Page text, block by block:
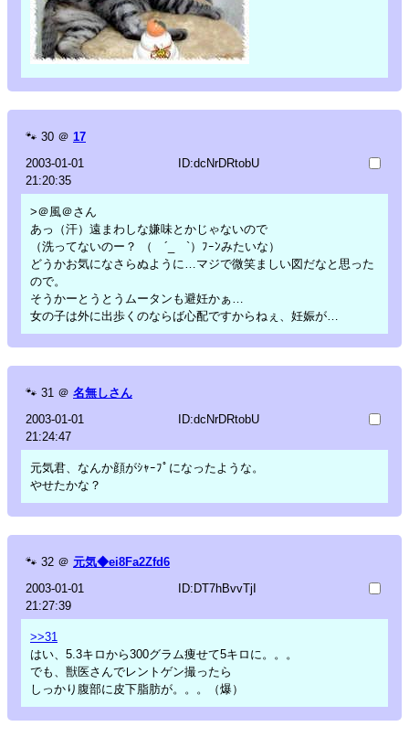
🐾 30 ＠ 17
2003-01-01
21:20:35
ID:dcNrDRtobU
>＠風＠さん
あっ（汗）遠まわしな嫌味とかじゃないので
（洗ってないのー？ （ ´_ゝ`）ﾌｰﾝみたいな）
どうかお気になさらぬように…マジで微笑ましい図だなと思った
ので。
そうかーとうとうムータンも避妊かぁ…
女の子は外に出歩くのならば心配ですからねぇ、妊娠が…
🐾 31 ＠ 名無しさん
2003-01-01
21:24:47
ID:dcNrDRtobU
元気君、なんか顔がｼｬｰﾌﾟになったような。
やせたかな？
🐾 32 ＠ 元気◆ei8Fa2Zfd6
2003-01-01
21:27:39
ID:DT7hBvvTjI
>>31
はい、5.3キロから300グラム痩せて5キロに。。。
でも、獣医さんでレントゲン撮ったら
しっかり腹部に皮下脂肪が。。。（爆）